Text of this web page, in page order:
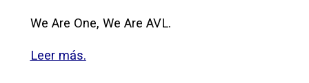
We Are One, We Are AVL.
Leer más.